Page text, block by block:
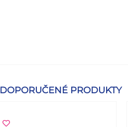
DOPORUČENÉ PRODUKTY